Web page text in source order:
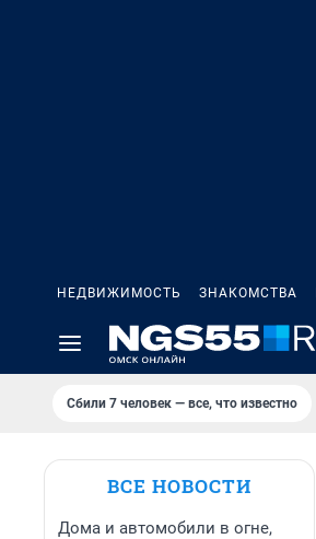
НЕДВИЖИМОСТЬ ЗНАКОМСТВА
Сбили 7 человек — все, что известно
ВСЕ НОВОСТИ
Дома и автомобили в огне,